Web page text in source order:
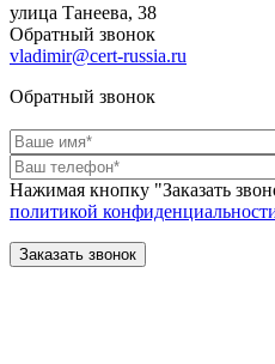
улица Танеева, 38
Обратный звонок
vladimir@cert-russia.ru
Обратный звонок
Нажимая кнопку "Заказать
политикой